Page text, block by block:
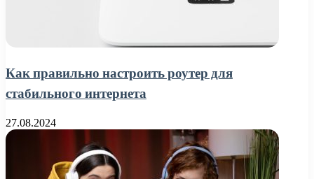
Как правильно настроить роутер для
стабильного интернета
27.08.2024